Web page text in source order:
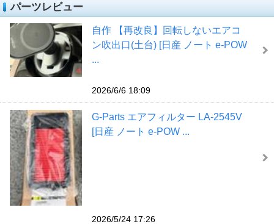
パーツレビュー
自作 【再改良】回転しないエアコ
ン吹出口(土台) [日産 ノート e-POW
...
2026/6/6 18:09
G-Parts エアフィルター LA-2545V
[日産 ノート e-POW ...
2026/5/24 17:26